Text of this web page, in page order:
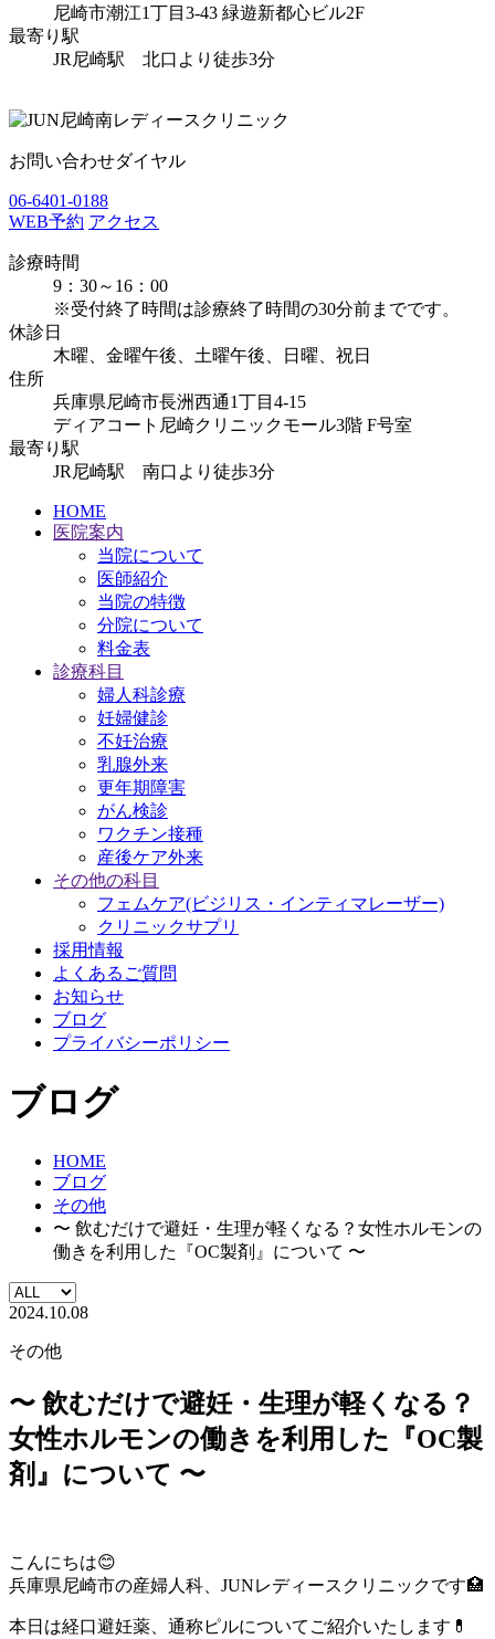
尼崎市潮江1丁目3-43 緑遊新都心ビル2F
最寄り駅
JR尼崎駅 北口より徒歩3分
お問い合わせダイヤル
06-6401-0188
WEB予約 アクセス
診療時間
9：30～16：00
※受付終了時間は診療終了時間の30分前までです。
休診日
木曜、金曜午後、土曜午後、日曜、祝日
住所
兵庫県尼崎市長洲西通1丁目4-15
ディアコート尼崎クリニックモール3階 F号室
最寄り駅
JR尼崎駅 南口より徒歩3分
HOME
医院案内
当院について
医師紹介
当院の特徴
分院について
料金表
診療科目
婦人科診療
妊婦健診
不妊治療
乳腺外来
更年期障害
がん検診
ワクチン接種
産後ケア外来
その他の科目
フェムケア(ビジリス・インティマレーザー)
クリニックサプリ
採用情報
よくあるご質問
お知らせ
ブログ
プライバシーポリシー
ブログ
HOME
ブログ
その他
〜 飲むだけで避妊・生理が軽くなる？女性ホルモンの
働きを利用した『OC製剤』について 〜
2024.10.08
その他
〜 飲むだけで避妊・生理が軽くなる？
女性ホルモンの働きを利用した『OC製
剤』について 〜
こんにちは😊
兵庫県尼崎市の産婦人科、JUNレディースクリニックです🏥
本日は経口避妊薬、通称ピルについてご紹介いたします💊